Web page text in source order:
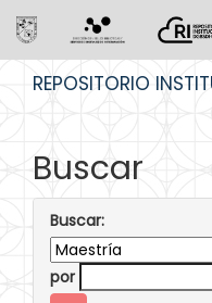
REPOSITORIO
Buscar
Buscar:
por